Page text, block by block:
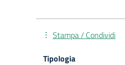
Stampa / Condividi
Tipologia